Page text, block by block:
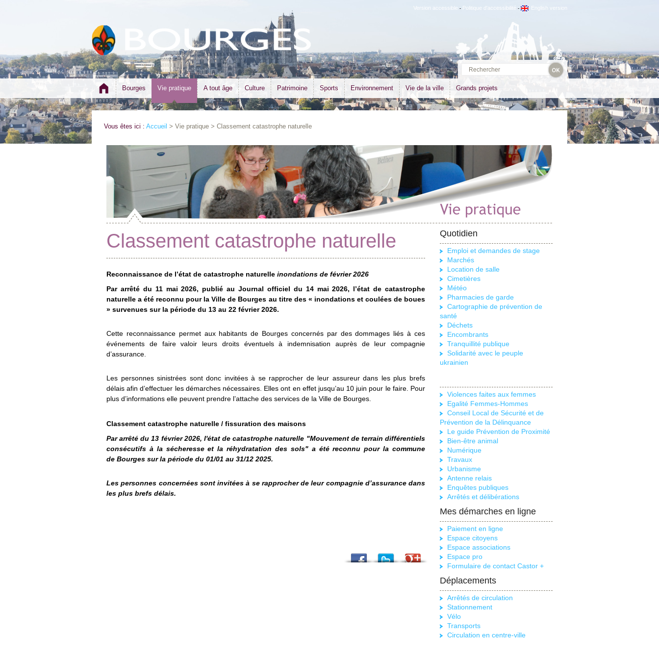
Version accessible - Politique d'accessibilité - English version
Bourges Vie pratique A tout âge Culture Patrimoine Sports Environnement Vie de la ville Grands projets
Vous êtes ici : Accueil > Vie pratique > Classement catastrophe naturelle
Classement catastrophe naturelle
Reconnaissance de l’état de catastrophe naturelle inondations de février 2026
Par arrêté du 11 mai 2026, publié au Journal officiel du 14 mai 2026, l’état de catastrophe
naturelle a été reconnu pour la Ville de Bourges au titre des « inondations et coulées de boues
» survenues sur la période du 13 au 22 février 2026.
Cette reconnaissance permet aux habitants de Bourges concernés par des dommages liés à ces
événements de faire valoir leurs droits éventuels à indemnisation auprès de leur compagnie
d’assurance.
Les personnes sinistrées sont donc invitées à se rapprocher de leur assureur dans les plus brefs
délais afin d’effectuer les démarches nécessaires. Elles ont en effet jusqu’au 10 juin pour le faire. Pour
plus d’informations elle peuvent prendre l’attache des services de la Ville de Bourges.
Classement catastrophe naturelle / fissuration des maisons
Par arrêté du 13 février 2026, l'état de catastrophe naturelle "Mouvement de terrain différentiels
consécutifs à la sécheresse et la réhydratation des sols" a été reconnu pour la commune
de Bourges sur la période du 01/01 au 31/12 2025.
Les personnes concernées sont invitées à se rapprocher de leur compagnie d’assurance dans
les plus brefs délais.
Quotidien
Emploi et demandes de stage
Marchés
Location de salle
Cimetières
Météo
Pharmacies de garde
Cartographie de prévention de
santé
Déchets
Encombrants
Tranquillité publique
Solidarité avec le peuple
ukrainien
Violences faites aux femmes
Egalité Femmes-Hommes
Conseil Local de Sécurité et de
Prévention de la Délinquance
Le guide Prévention de Proximité
Bien-être animal
Numérique
Travaux
Urbanisme
Antenne relais
Enquêtes publiques
Arrêtés et délibérations
Mes démarches en ligne
Paiement en ligne
Espace citoyens
Espace associations
Espace pro
Formulaire de contact Castor +
Déplacements
Arrêtés de circulation
Stationnement
Vélo
Transports
Circulation en centre-ville